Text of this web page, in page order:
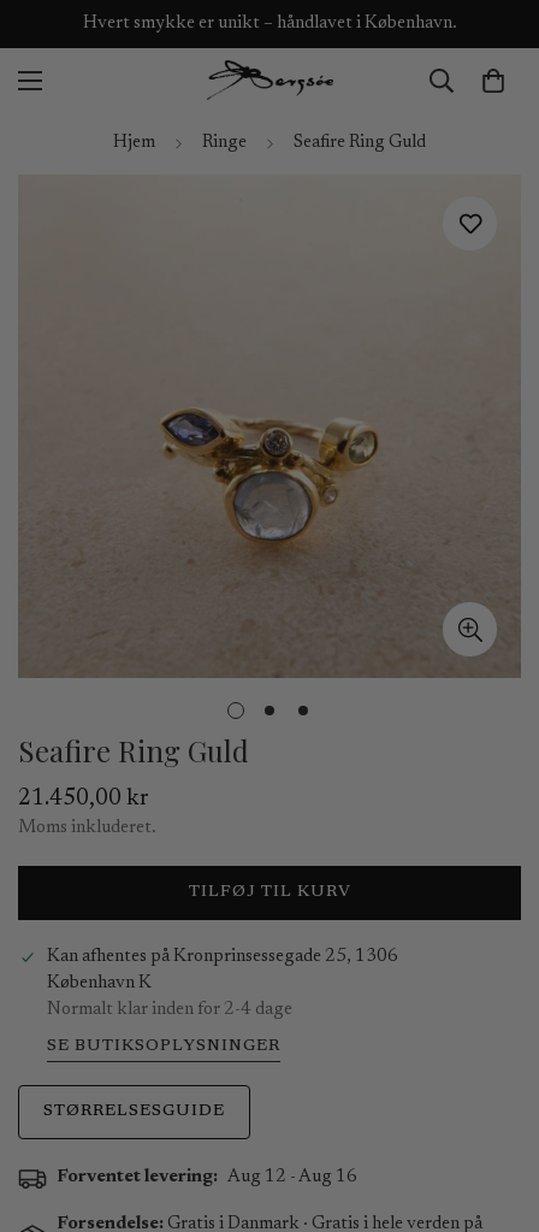
Hvert smykke er unikt – håndlavet i København.
Hjem Ringe Seafire Ring Guld
Seafire Ring Guld
Normal
pris
21.450,00 kr
Moms inkluderet.
TILFØJ TIL KURV
Kan afhentes på Kronprinsessegade 25, 1306
København K
Normalt klar inden for 2-4 dage
SE BUTIKSOPLYSNINGER
STØRRELSESGUIDE
Forventet levering: Aug 12 - Aug 16
Forsendelse: Gratis i Danmark · Gratis i hele verden på